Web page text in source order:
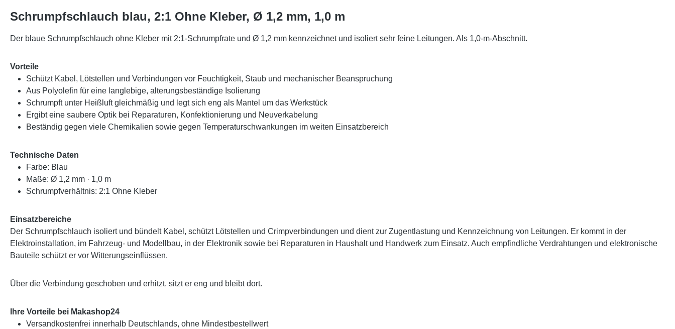
Schrumpfschlauch blau, 2:1 Ohne Kleber, Ø 1,2 mm, 1,0 m
Der blaue Schrumpfschlauch ohne Kleber mit 2:1-Schrumpfrate und Ø 1,2 mm kennzeichnet und isoliert sehr feine Leitungen. Als 1,0-m-Abschnitt.
Vorteile
Schützt Kabel, Lötstellen und Verbindungen vor Feuchtigkeit, Staub und mechanischer Beanspruchung
Aus Polyolefin für eine langlebige, alterungsbeständige Isolierung
Schrumpft unter Heißluft gleichmäßig und legt sich eng als Mantel um das Werkstück
Ergibt eine saubere Optik bei Reparaturen, Konfektionierung und Neuverkabelung
Beständig gegen viele Chemikalien sowie gegen Temperaturschwankungen im weiten Einsatzbereich
Technische Daten
Farbe: Blau
Maße: Ø 1,2 mm · 1,0 m
Schrumpfverhältnis: 2:1 Ohne Kleber
Einsatzbereiche
Der Schrumpfschlauch isoliert und bündelt Kabel, schützt Lötstellen und Crimpverbindungen und dient zur Zugentlastung und Kennzeichnung von Leitungen. Er kommt in der
Elektroinstallation, im Fahrzeug- und Modellbau, in der Elektronik sowie bei Reparaturen in Haushalt und Handwerk zum Einsatz. Auch empfindliche Verdrahtungen und elektronische
Bauteile schützt er vor Witterungseinflüssen.
Über die Verbindung geschoben und erhitzt, sitzt er eng und bleibt dort.
Ihre Vorteile bei Makashop24
Versandkostenfrei innerhalb Deutschlands, ohne Mindestbestellwert